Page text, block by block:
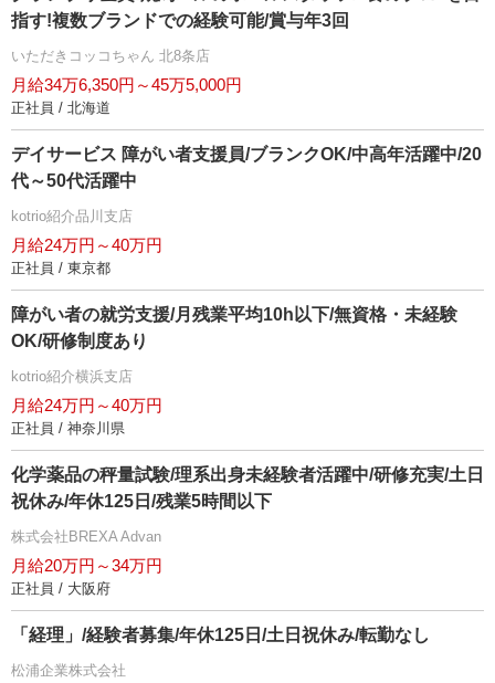
指す!複数ブランドでの経験可能/賞与年3回
いただきコッコちゃん 北8条店
月給34万6,350円～45万5,000円
正社員 / 北海道
デイサービス 障がい者支援員/ブランクOK/中高年活躍中/20
代～50代活躍中
kotrio紹介品川支店
月給24万円～40万円
正社員 / 東京都
障がい者の就労支援/月残業平均10h以下/無資格・未経験
OK/研修制度あり
kotrio紹介横浜支店
月給24万円～40万円
正社員 / 神奈川県
化学薬品の秤量試験/理系出身未経験者活躍中/研修充実/土日
祝休み/年休125日/残業5時間以下
株式会社BREXA Advan
月給20万円～34万円
正社員 / 大阪府
「経理」/経験者募集/年休125日/土日祝休み/転勤なし
松浦企業株式会社